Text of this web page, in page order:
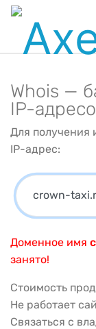
Whois —
IP-
Для получения
IP-адрес:
Доменное имя
занято!
Стоимость
Не работает
Связаться с